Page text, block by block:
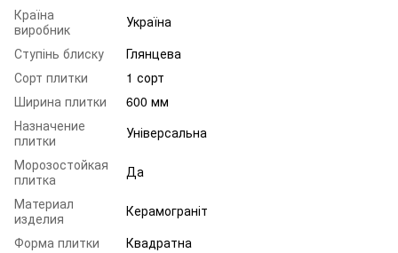
Країна
виробник
Україна
Ступінь блиску
Глянцева
Сорт плитки
1 сорт
Ширина плитки
600 мм
Назначение
плитки
Універсальна
Морозостойкая
плитка
Да
Материал
изделия
Керамограніт
Форма плитки
Квадратна